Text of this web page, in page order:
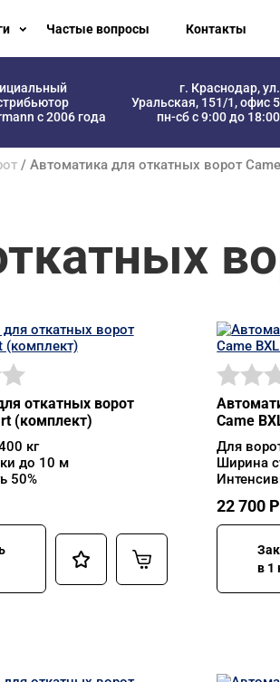
Частые вопросы Контакты
с 2006 года
г. Краснодар, ул.
Уральская, 151/1, офис 5
пн-сб с 9:00 до 18:00
/ Автоматика для откатных ворот Came
откатных ворот
(комплект)
кг
до 10 м
50%
Came
Для
Ширина
22 700
в 1